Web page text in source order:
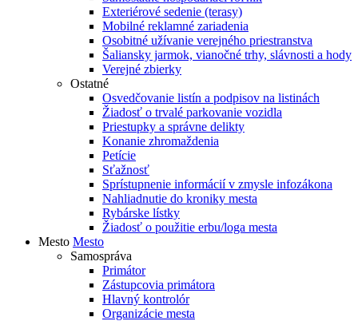
Exteriérové sedenie (terasy)
Mobilné reklamné zariadenia
Osobitné užívanie verejného priestranstva
Šaliansky jarmok, vianočné trhy, slávnosti a hody
Verejné zbierky
Ostatné
Osvedčovanie listín a podpisov na listinách
Žiadosť o trvalé parkovanie vozidla
Priestupky a správne delikty
Konanie zhromaždenia
Petície
Sťažnosť
Sprístupnenie informácií v zmysle infozákona
Nahliadnutie do kroniky mesta
Rybárske lístky
Žiadosť o použitie erbu/loga mesta
Mesto Mesto
Samospráva
Primátor
Zástupcovia primátora
Hlavný kontrolór
Organizácie mesta